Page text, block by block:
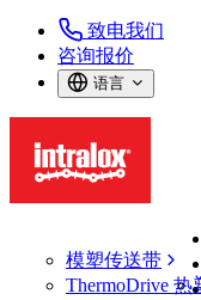
致电我们
咨询报价
语言
模塑传送带
ThermoDrive